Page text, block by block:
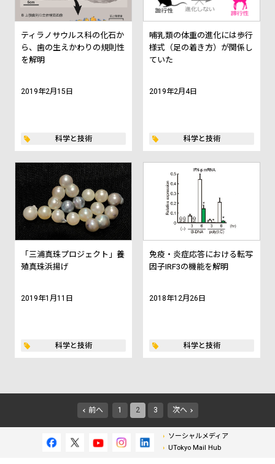
ティラノサウルス科の化石か
ら、歯の生えかわりの規則性
を解明
2019年2月15日
科学と技術
哺乳類の体重の進化には歩行
様式（足の着き方）が関係し
ていた
2019年2月4日
科学と技術
「三浦真珠プロジェクト」養
殖真珠浜揚げ
2019年1月11日
科学と技術
免疫・炎症応答における転写
因子IRF3の機能を解明
2018年12月26日
科学と技術
前へ 1 2 3 次へ
ソーシャルメディア
UTokyo Mail Hub